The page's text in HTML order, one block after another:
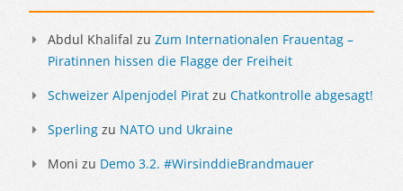
Abdul Khalifal zu Zum Internationalen Frauentag –
Piratinnen hissen die Flagge der Freiheit
Schweizer Alpenjodel Pirat zu Chatkontrolle abgesagt!
Sperling zu NATO und Ukraine
Moni zu Demo 3.2. #WirsinddieBrandmauer